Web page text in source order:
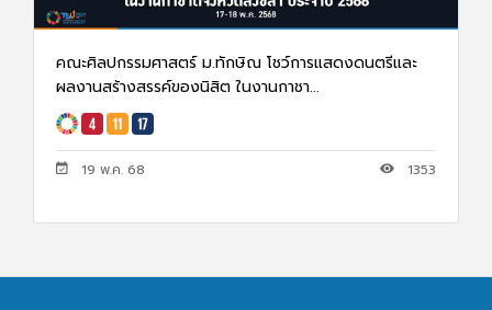
คณะศิลปกรรมศาสตร์ ม.ทักษิณ โชว์การแสดงดนตรีและ
ผลงานสร้างสรรค์ของนิสิต ในงานกาชา...
19 พ.ค. 68 1353